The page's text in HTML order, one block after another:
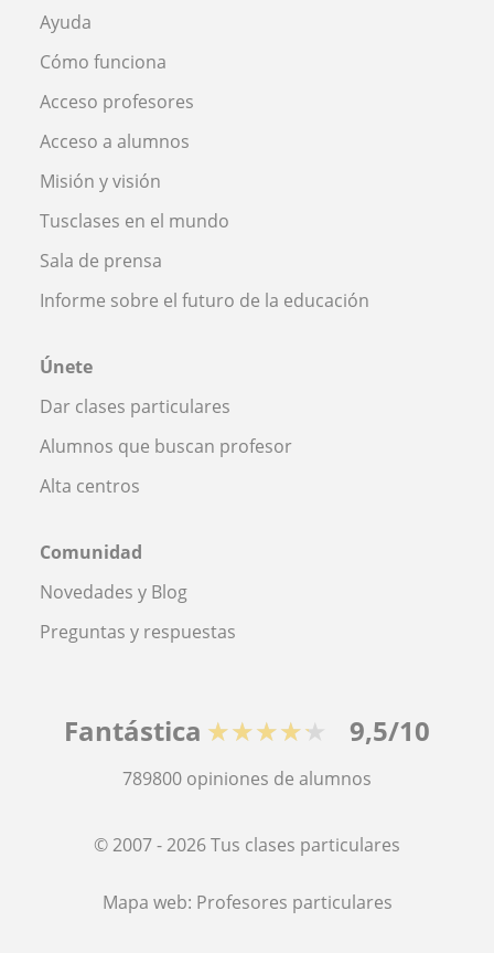
Ayuda
Cómo funciona
Acceso profesores
Acceso a alumnos
Misión y visión
Tusclases en el mundo
Sala de prensa
Informe sobre el futuro de la educación
Únete
Dar clases particulares
Alumnos que buscan profesor
Alta centros
Comunidad
Novedades y Blog
Preguntas y respuestas
Fantástica ★★★★★ 9,5/10
789800 opiniones de alumnos
© 2007 - 2026 Tus clases particulares
Mapa web: Profesores particulares